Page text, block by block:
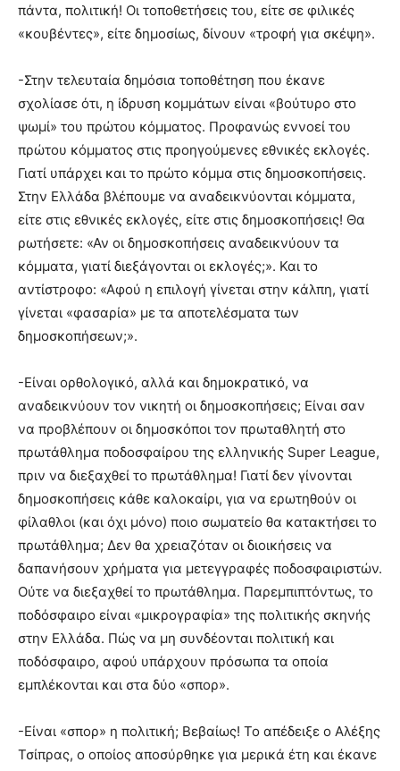
πάντα, πολιτική! Οι τοποθετήσεις του, είτε σε φιλικές
«κουβέντες», είτε δημοσίως, δίνουν «τροφή για σκέψη».
-Στην τελευταία δημόσια τοποθέτηση που έκανε
σχολίασε ότι, η ίδρυση κομμάτων είναι «βούτυρο στο
ψωμί» του πρώτου κόμματος. Προφανώς εννοεί του
πρώτου κόμματος στις προηγούμενες εθνικές εκλογές.
Γιατί υπάρχει και το πρώτο κόμμα στις δημοσκοπήσεις.
Στην Ελλάδα βλέπουμε να αναδεικνύονται κόμματα,
είτε στις εθνικές εκλογές, είτε στις δημοσκοπήσεις! Θα
ρωτήσετε: «Αν οι δημοσκοπήσεις αναδεικνύουν τα
κόμματα, γιατί διεξάγονται οι εκλογές;». Και το
αντίστροφο: «Αφού η επιλογή γίνεται στην κάλπη, γιατί
γίνεται «φασαρία» με τα αποτελέσματα των
δημοσκοπήσεων;».
-Είναι ορθολογικό, αλλά και δημοκρατικό, να
αναδεικνύουν τον νικητή οι δημοσκοπήσεις; Είναι σαν
να προβλέπουν οι δημοσκόποι τον πρωταθλητή στο
πρωτάθλημα ποδοσφαίρου της ελληνικής Super League,
πριν να διεξαχθεί το πρωτάθλημα! Γιατί δεν γίνονται
δημοσκοπήσεις κάθε καλοκαίρι, για να ερωτηθούν οι
φίλαθλοι (και όχι μόνο) ποιο σωματείο θα κατακτήσει το
πρωτάθλημα; Δεν θα χρειαζόταν οι διοικήσεις να
δαπανήσουν χρήματα για μετεγγραφές ποδοσφαιριστών.
Ούτε να διεξαχθεί το πρωτάθλημα. Παρεμπιπτόντως, το
ποδόσφαιρο είναι «μικρογραφία» της πολιτικής σκηνής
στην Ελλάδα. Πώς να μη συνδέονται πολιτική και
ποδόσφαιρο, αφού υπάρχουν πρόσωπα τα οποία
εμπλέκονται και στα δύο «σπορ».
-Είναι «σπορ» η πολιτική; Βεβαίως! Το απέδειξε ο Αλέξης
Τσίπρας, ο οποίος αποσύρθηκε για μερικά έτη και έκανε